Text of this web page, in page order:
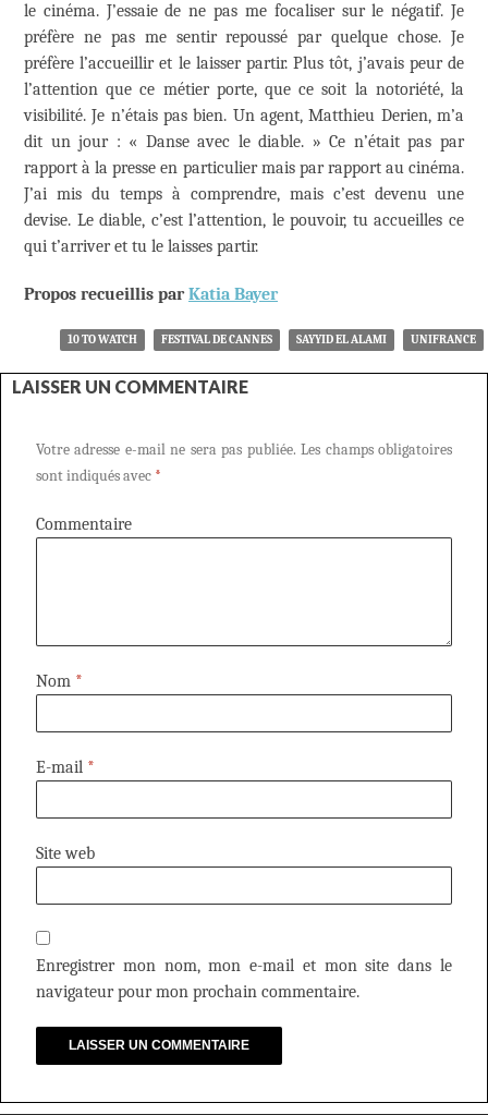
le cinéma. J’essaie de ne pas me focaliser sur le négatif. Je
préfère ne pas me sentir repoussé par quelque chose. Je
préfère l’accueillir et le laisser partir. Plus tôt, j’avais peur de
l’attention que ce métier porte, que ce soit la notoriété, la
visibilité. Je n’étais pas bien. Un agent, Matthieu Derien, m’a
dit un jour : « Danse avec le diable. » Ce n’était pas par
rapport à la presse en particulier mais par rapport au cinéma.
J’ai mis du temps à comprendre, mais c’est devenu une
devise. Le diable, c’est l’attention, le pouvoir, tu accueilles ce
qui t’arriver et tu le laisses partir.
Propos recueillis parKatia Bayer
10 TO WATCH FESTIVAL DE CANNES SAYYID EL ALAMI UNIFRANCE
LAISSER UN COMMENTAIRE
Votre adresse e-mail ne sera pas publiée. Les champs obligatoires
sont indiqués avec *
Commentaire
Nom *
E-mail *
Site web
Enregistrer mon nom, mon e-mail et mon site dans le
navigateur pour mon prochain commentaire.